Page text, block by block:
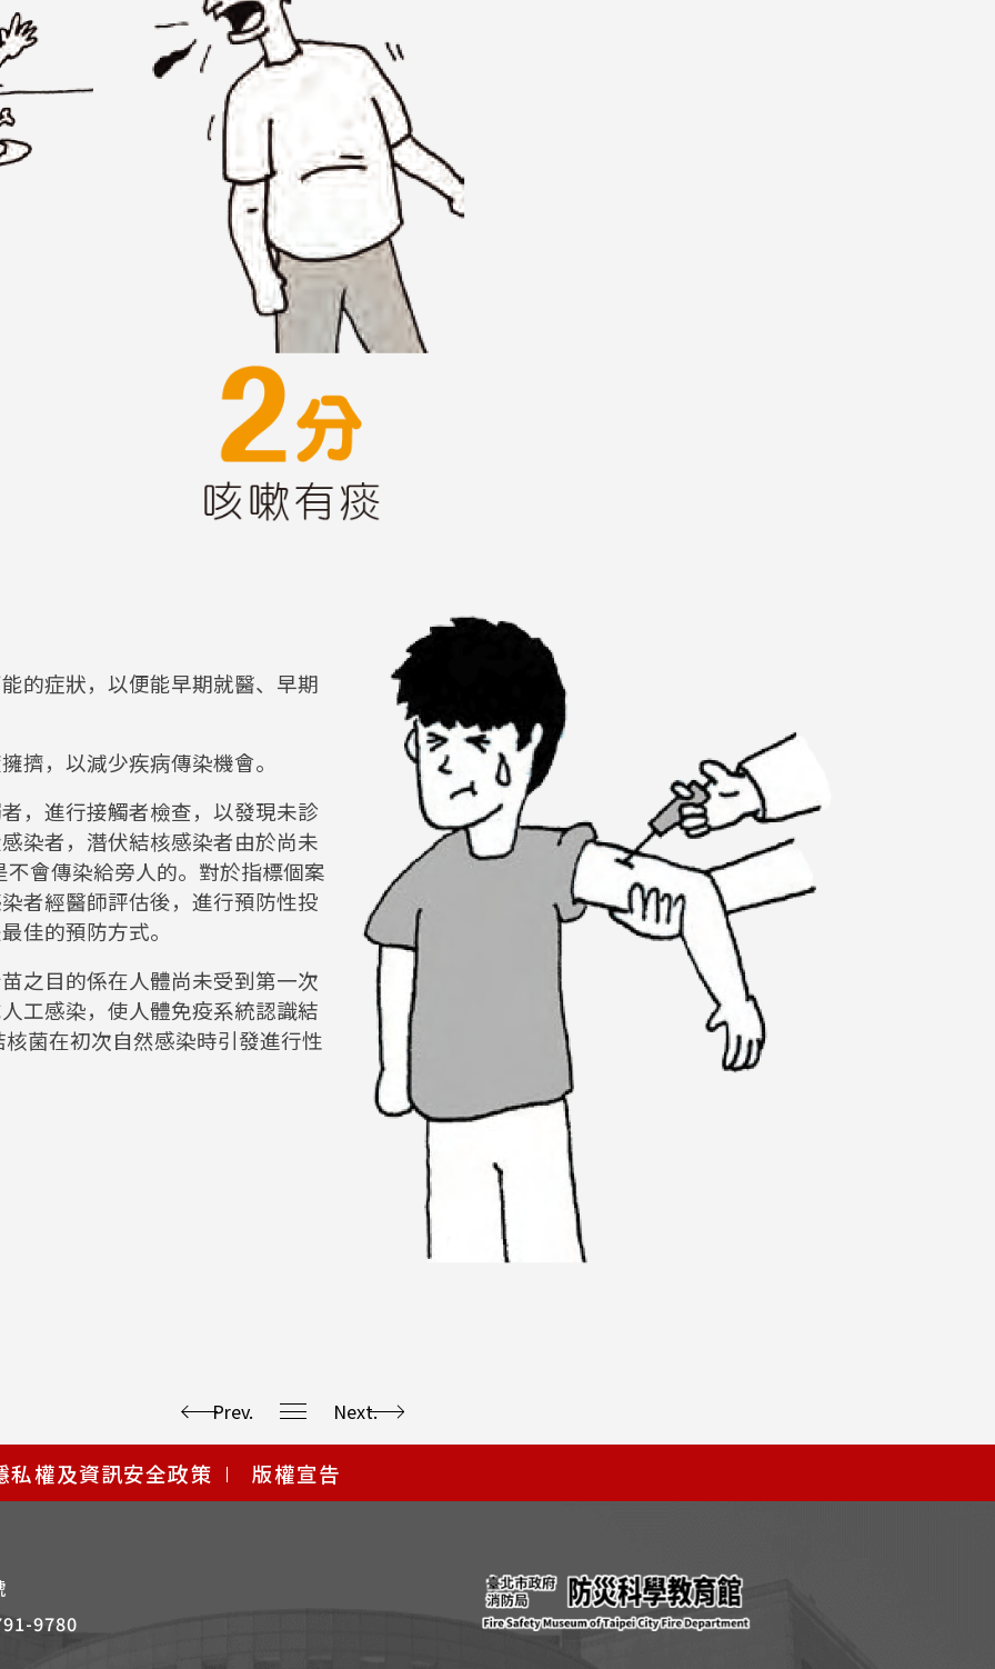
的症狀，以便能早期就醫、早期
擠，以減少疾病傳染機會。
，進行接觸者檢查，以發現未診
染者，潛伏結核感染者由於尚未
會傳染給旁人的。對於指標個案
者經醫師評估後，進行預防性投
佳的預防方式。
之目的係在人體尚未受到第一次
工感染，使人體免疫系統認識結
菌在初次自然感染時引發進行性
Prev. Next.
私權及資訊安全政策 版權宣告
9780